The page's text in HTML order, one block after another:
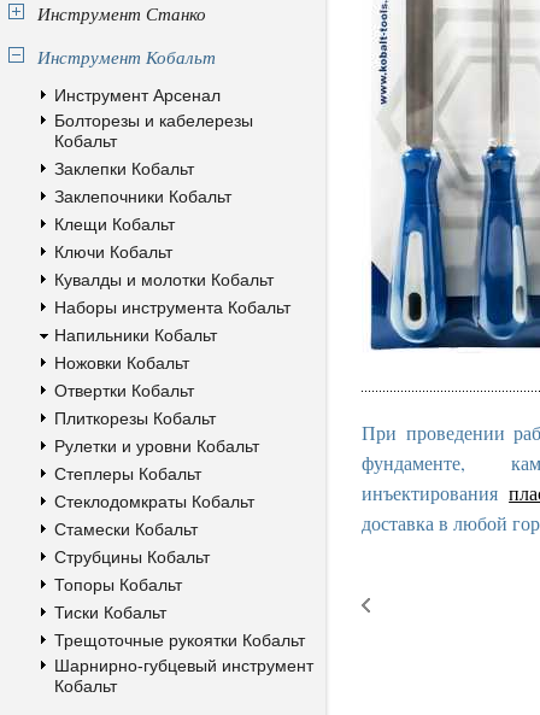
Инструмент Станко
Инструмент Кобальт
Инструмент Арсенал
Болторезы и кабелерезы
Кобальт
Заклепки Кобальт
Заклепочники Кобальт
Клещи Кобальт
Ключи Кобальт
Кувалды и молотки Кобальт
Наборы инструмента Кобальт
Напильники Кобальт
Ножовки Кобальт
Отвертки Кобальт
Плиткорезы Кобальт
Рулетки и уровни Кобальт
Степлеры Кобальт
Стеклодомкраты Кобальт
Стамески Кобальт
Струбцины Кобальт
Топоры Кобальт
Тиски Кобальт
Трещоточные рукоятки Кобальт
Шарнирно-губцевый инструмент
Кобальт
При проведении
фундаменте,
инъектирования
доставка в любой